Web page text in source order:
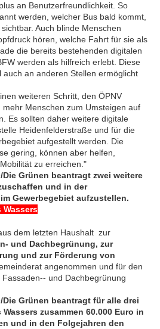
an Benutzerfreundlichkeit. So
werden, welcher Bus bald kommt,
Auch blinde Menschen
hören, welche Fahrt für sie als
die bereits bestehenden digitalen
werden als hilfreich erlebt. Diese
auch an anderen Stellen ermöglicht
weiteren Schritt, den ÖPNV
Menschen zum Umsteigen auf
Es sollten daher weitere digitale
Heidenfelderstraße und für die
aufgestellt werden. Die
gering, können aber helfen,
zu erreichen."
Grünen beantragt zwei weitere
und in der
Gewerbegebiet aufzustellen.
Wassers
dem letzten Haushalt zur
und Dachbegrünung, zur
und zur Förderung von
angenommen und für den
­‐ und Dachbegrünung
Grünen beantragt für alle drei
zusammen 60.000 Euro in
und in den Folgejahren den